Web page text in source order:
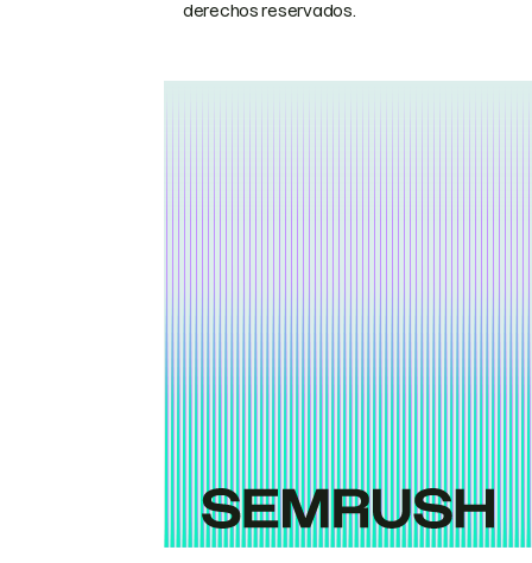
derechos reservados.